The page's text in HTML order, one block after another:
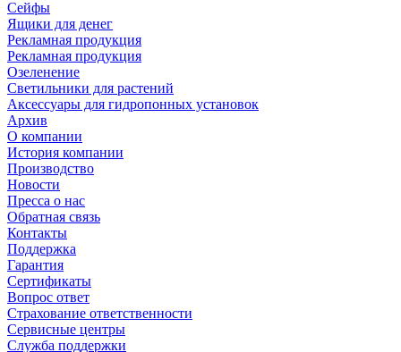
Сейфы
Ящики для денег
Рекламная продукция
Рекламная продукция
Озеленение
Светильники для растений
Аксессуары для гидропонных установок
Архив
О компании
История компании
Производство
Новости
Пресса о нас
Обратная связь
Контакты
Поддержка
Гарантия
Сертификаты
Вопрос ответ
Страхование ответственности
Сервисные центры
Служба поддержки